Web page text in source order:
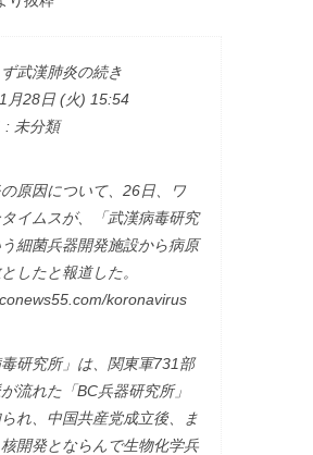
武漢肺炎の続き
月28日 (火) 15:54
: 未分類
原因について、26日、ワ
イムスが、「武漢病毒研究
細菌兵器開発施設から病原
したと報道した。
koronavirus
毒研究所」は、関東軍731部
流れた「BC兵器研究所」
れ、中国共産党成立後、ま
開発とならんで生物化学兵